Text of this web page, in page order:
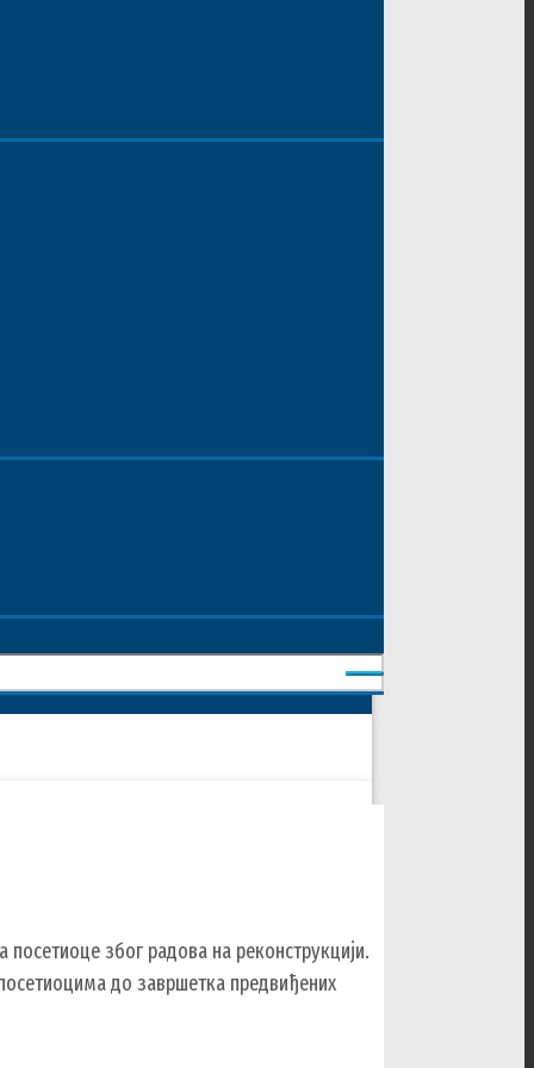
због радова на реконструкцији.
до завршетка предвиђених